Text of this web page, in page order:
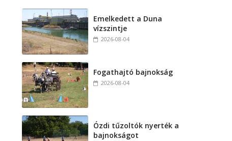
Emelkedett a Duna
vízszintje
2026-08-04
Fogathajtó bajnokság
2026-08-04
Ózdi tűzoltók nyerték a
bajnokságot